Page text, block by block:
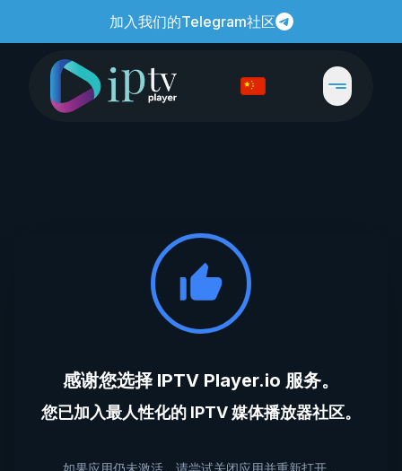
加入我们的Telegram社区
感谢您选择 IPTV Player.io 服务。
您已加入最人性化的 IPTV 媒体播放器社区。
如果应用仍未激活，请尝试关闭应用并重新打开。